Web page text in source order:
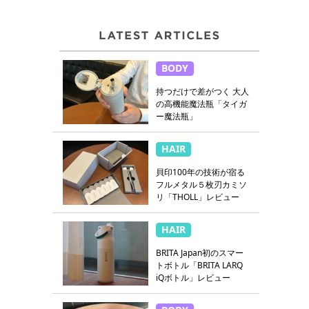
BODY
持つだけで差がつく 大人
の高機能魔法瓶「タイガ
ー魔法瓶」
HAIR
貝印100年の技術が宿る
フルメタル５枚刃カミソ
リ「THOLL」レビュー
HAIR
BRITA Japan初のスマー
トボトル「BRITA LARQ
iQボトル」レビュー